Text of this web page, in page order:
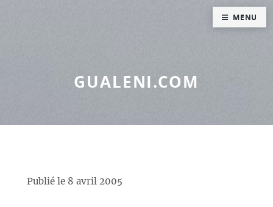
GUALENI.COM
Publié le 8 avril 2005
MENU